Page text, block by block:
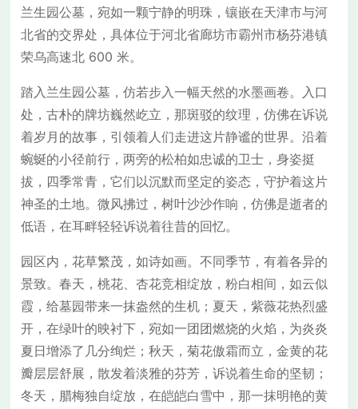
兰生园公墓，宛如一颗宁静的明珠，镶嵌在天津市与河
北省的交界处，具体位于河北省廊坊市霸州市杨芬港镇
荣乌高速北 600 米。
踏入兰生园公墓，仿若步入一幅天然的水墨画卷。入口
处，古朴的牌坊巍然屹立，那斑驳的纹理，仿佛在诉说
着岁月的故事，引领着人们走进这片静谧的世界。沿着
蜿蜒的小径前行，两旁的松柏如忠诚的卫士，身姿挺
拔，四季常青，它们以沉默而坚定的姿态，守护着这片
神圣的土地。微风拂过，树叶沙沙作响，仿佛是逝者的
低语，在耳畔轻轻诉说着往昔的回忆。
园区内，花草繁茂，如诗如画。不同季节，有着各异的
景致。春天，桃花、杏花竞相绽放，粉白相间，如云似
霞，给墓园带来一抹盎然的生机；夏天，紫薇花热烈盛
开，在绿叶的映衬下，宛如一团团燃烧的火焰，为炎炎
夏日增添了几分绚烂；秋天，菊花傲霜而立，金黄的花
瓣层层舒展，散发着淡雅的芬芳，诉说着生命的坚韧；
冬天，腊梅独自绽放，在皑皑白雪中，那一抹明艳的黄